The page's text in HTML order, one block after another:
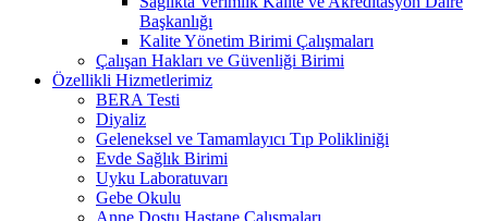
Başkanlığı
Kalite Yönetim Birimi Çalışmaları
Çalışan Hakları ve Güvenliği Birimi
Özellikli Hizmetlerimiz
BERA Testi
Diyaliz
Geleneksel ve Tamamlayıcı Tıp Polikliniği
Evde Sağlık Birimi
Uyku Laboratuvarı
Gebe Okulu
Anne Dostu Hastane Çalışmaları